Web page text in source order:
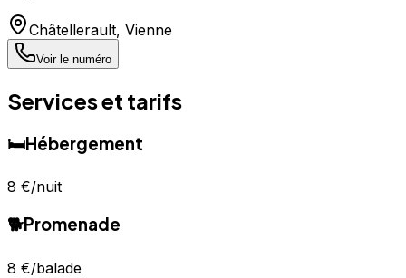
Châtellerault, Vienne
Voir le numéro
Services et tarifs
🛏️Hébergement
8 €/nuit
🐕Promenade
8 €/balade